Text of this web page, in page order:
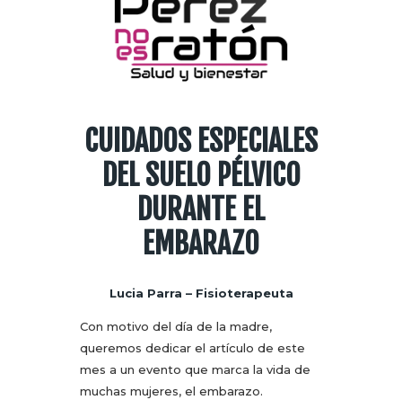
CUIDADOS ESPECIALES
DEL SUELO PÉLVICO
DURANTE EL
EMBARAZO
Lucia Parra – Fisioterapeuta
Con motivo del día de la madre,
queremos dedicar el artículo de este
mes a un evento que marca la vida de
muchas mujeres, el embarazo.